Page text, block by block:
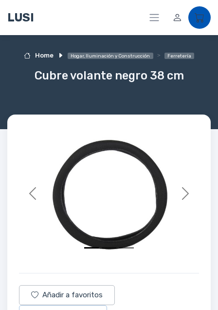
LUSI
Home Hogar, Iluminación y Construcción Ferretería
Cubre volante negro 38 cm
Previous Next
Añadir a favoritos